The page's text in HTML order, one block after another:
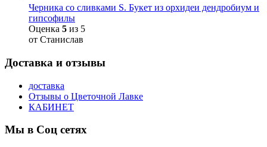
Черника со сливками S. Букет из орхидеи дендробиум и
гипсофилы
Оценка 5 из 5
от Станислав
Доставка и отзывы
доставка
Отзывы о Цветочной Лавке
КАБИНЕТ
Мы в Соц сетях